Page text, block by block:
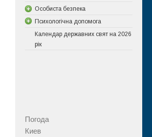
Особиста безпека
Психологічна допомога
Календар державних свят на 2026
рік
Погода
Киев